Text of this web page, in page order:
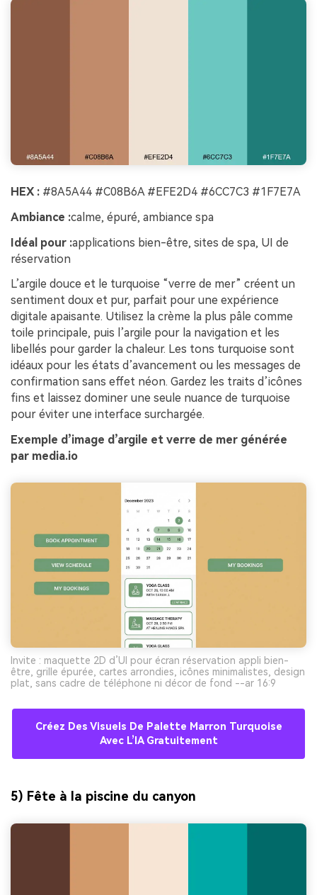
HEX : #8A5A44 #C08B6A #EFE2D4 #6CC7C3 #1F7E7A
Ambiance :calme, épuré, ambiance spa
Idéal pour :applications bien-être, sites de spa, UI de
réservation
L’argile douce et le turquoise “verre de mer” créent un
sentiment doux et pur, parfait pour une expérience
digitale apaisante. Utilisez la crème la plus pâle comme
toile principale, puis l’argile pour la navigation et les
libellés pour garder la chaleur. Les tons turquoise sont
idéaux pour les états d’avancement ou les messages de
confirmation sans effet néon. Gardez les traits d’icônes
fins et laissez dominer une seule nuance de turquoise
pour éviter une interface surchargée.
Exemple d’image d’argile et verre de mer générée
par media.io
Invite : maquette 2D d’UI pour écran réservation appli bien-
être, grille épurée, cartes arrondies, icônes minimalistes, design
plat, sans cadre de téléphone ni décor de fond --ar 16:9
Créez Des Visuels De Palette Marron Turquoise
Avec L’IA Gratuitement
5) Fête à la piscine du canyon